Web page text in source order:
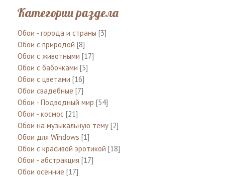
Категории раздела
Обои - города и страны [3]
Обои с природой [8]
Обои с животными [17]
Обои с бабочками [5]
Обои с цветами [16]
Обои свадебные [7]
Обои - Подводный мир [54]
Обои - космос [21]
Обои на музыкальную тему [2]
Обои для Windows [1]
Обои с красивой эротикой [18]
Обои - абстракция [17]
Обои осенние [17]